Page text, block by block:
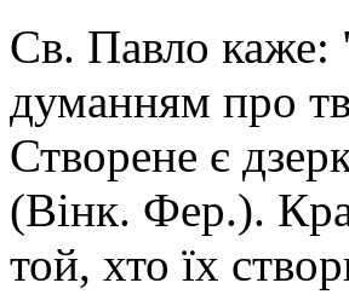
Св. Павло каже:
думанням про
Створене є
(Вінк. Фер.).
той, хто їх